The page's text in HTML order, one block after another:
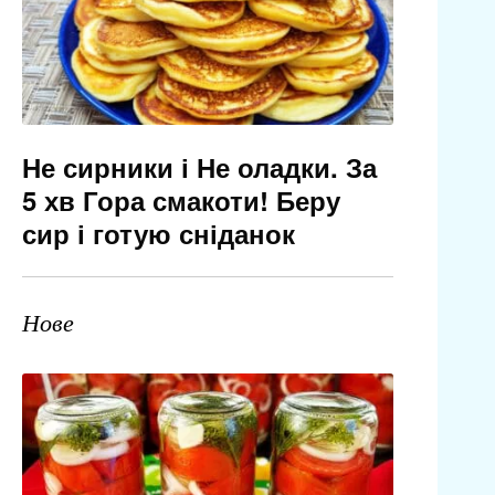
Не сирники і Не оладки. За
5 хв Гора смакоти! Беру
сир і готую сніданок
Нове